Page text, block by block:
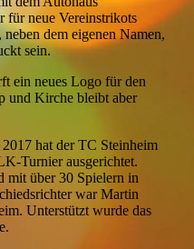
für neue Vereinstrikots
dem eigenen Namen,
sein.
ein neues Logo für den
und Kirche bleibt aber
hat der TC Steinheim
Turnier ausgerichtet.
mit über 30 Spielern in
war Martin
Unterstützt wurde das